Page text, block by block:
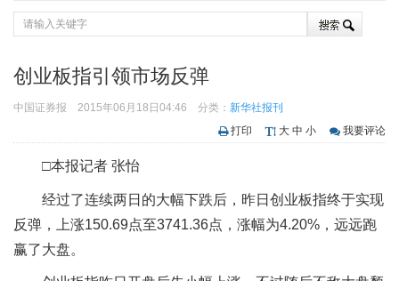
创业板指引领市场反弹
中国证券报 2015年06月18日04:46 分类： 新华社报刊
打印
大 中 小 我要评论
□本报记者 张怡
经过了连续两日的大幅下跌后，昨日创业板指终于实现
反弹，上涨150.69点至3741.36点，涨幅为4.20%，远远跑
赢了大盘。